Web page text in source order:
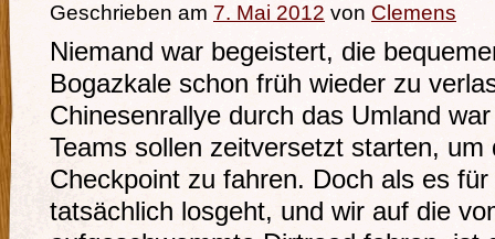
Geschrieben am 7. Mai 2012 von Clemens
Niemand war begeistert, die
Bogazkale schon früh wieder zu
Chinesenrallye durch das Umland
Teams sollen zeitversetzt starten,
Checkpoint zu fahren. Doch als es
tatsächlich losgeht, und wir auf die